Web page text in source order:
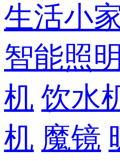
生活小
智能照明
机 饮水
机 魔镜